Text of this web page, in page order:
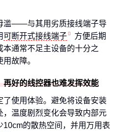
滥——与其用劣质接线端子导
可断开式接线端子
方便后期
通常不足主设备的十分之
故障。
好的线控器也难发挥效能
使用体验。避免将设备安装
温度剧烈变化会导致内部元
的散热空间，并用万用表